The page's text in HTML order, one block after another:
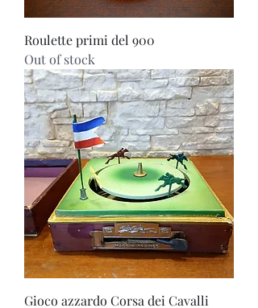
Roulette primi del 900
Out of stock
Gioco azzardo Corsa dei Cavalli